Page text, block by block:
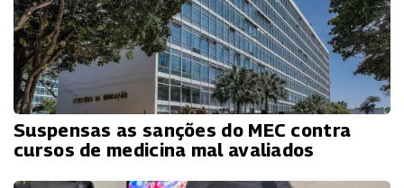
Suspensas as sanções do MEC contra
cursos de medicina mal avaliados